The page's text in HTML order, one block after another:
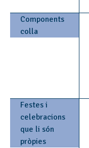
Components
colla
Festes i
celebracions
que li són
pròpies